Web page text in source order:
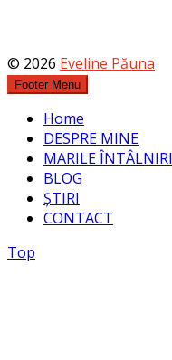
© 2026 Eveline Păuna
Footer Menu
Home
DESPRE MINE
MARILE ÎNTÂLNIRI
BLOG
ȘTIRI
CONTACT
Top